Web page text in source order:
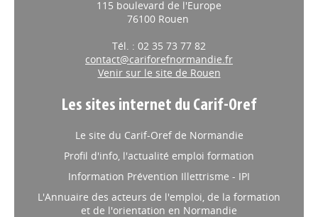
115 boulevard de l'Europe
76100 Rouen
Tél. : 02 35 73 77 82
contact@cariforefnormandie.fr
Venir sur le site de Rouen
Les sites internet du Carif-Oref
Le site du Carif-Oref de Normandie
Profil d'info, l'actualité emploi formation
Information Prévention Illettrisme - IPI
L'Annuaire des acteurs de l'emploi, de la formation
et de l'orientation en Normandie